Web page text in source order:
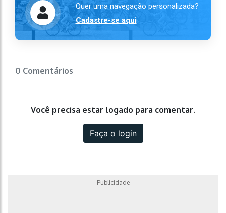
Quer uma navegação personalizada?
Cadastre-se aqui
0 Comentários
Você precisa estar logado para comentar.
Faça o login
Publicidade